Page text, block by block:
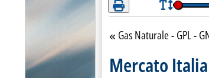
Torna alla sezione
Gas Naturale - GPL -
Mercato